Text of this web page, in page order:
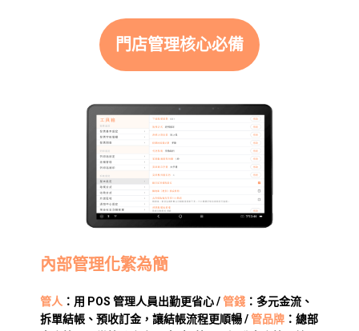
門店管理核心必備
內部管理化繁為簡
管人 ：用 POS 管理人員出勤更省心 /管錢 ：多元金流、
拆單結帳、預收訂金，讓結帳流程更順暢 /管品牌 ：總部